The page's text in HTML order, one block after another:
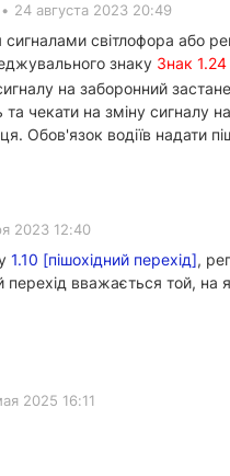
• 24 августа 2023 20:49
сигналами світлофора
знаку Знак 1.24
на заборонний
чекати на зміну сигналу
Обов'язок водіїв надати
2023 12:40
1.10 [пішохідний перехід],
вважається той,
2025 16:11